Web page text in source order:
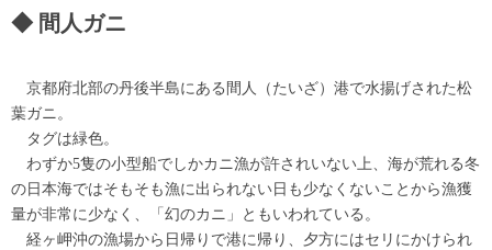
間人ガニ
京都府北部の丹後半島にある間人（たいざ）港で水揚げされた松
葉ガニ。
タグは緑色。
わずか5隻の小型船でしかカニ漁が許されいない上、海が荒れる冬
の日本海ではそもそも漁に出られない日も少なくないことから漁獲
量が非常に少なく、「幻のカニ」ともいわれている。
経ヶ岬沖の漁場から日帰りで港に帰り、夕方にはセリにかけられ